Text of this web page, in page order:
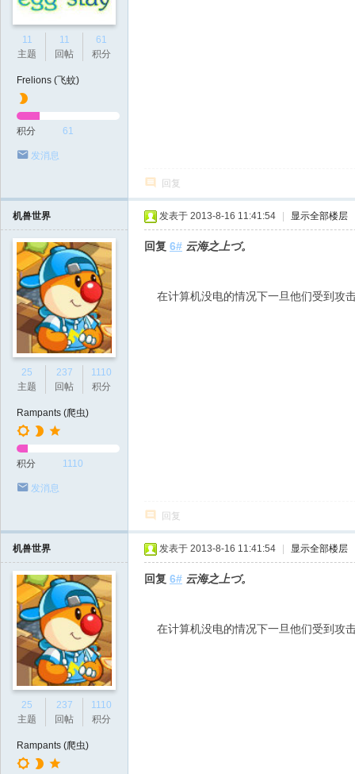
11
主题
11
回帖
61
积分
Frelions (飞蚊)
积分 61
发消息
回复
机兽世界
25
主题
237
回帖
1110
积分
Rampants (爬虫)
积分 1110
发消息
发表于 2013-8-16 11:41:54 显示全部楼层
回复 6# 云海之上づ。
在计算机没电的情况下一旦他们受到攻
回复
机兽世界
25
主题
237
回帖
1110
积分
Rampants (爬虫)
发表于 2013-8-16 11:41:54 显示全部楼层
回复 6# 云海之上づ。
在计算机没电的情况下一旦他们受到攻